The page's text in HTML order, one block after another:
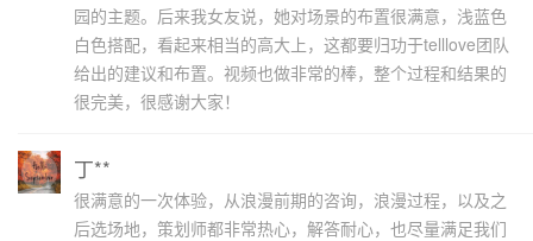
园的主题。后来我女友说，她对场景的布置很满意，浅蓝色
白色搭配，看起来相当的高大上，这都要归功于telllove团队
给出的建议和布置。视频也做非常的棒，整个过程和结果的
很完美，很感谢大家！
丁**
很满意的一次体验，从浪漫前期的咨询，浪漫过程，以及之
后选场地，策划师都非常热心，解答耐心，也尽量满足我们